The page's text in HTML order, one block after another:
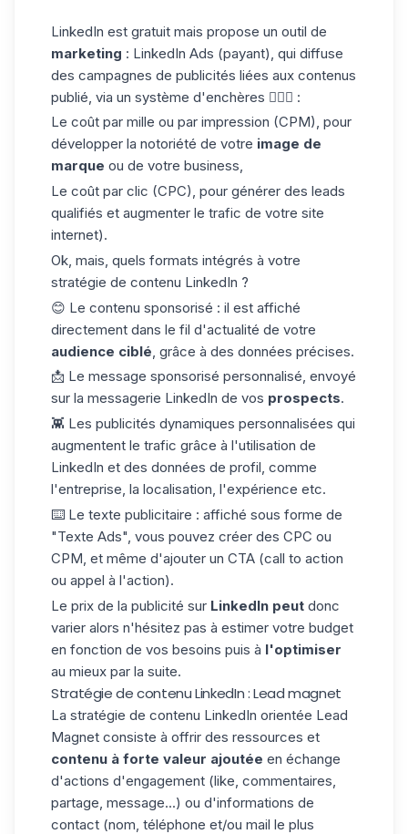
LinkedIn est gratuit mais propose un outil de
marketing : LinkedIn Ads (payant), qui diffuse
des campagnes de publicités liées aux contenus
publié, via un système d'enchères 👩🏻‍⚖️ :
Le coût par mille ou par impression (CPM), pour
développer la notoriété de votre image de
marque ou de votre business,
Le coût par clic (CPC), pour générer des leads
qualifiés et augmenter le trafic de votre site
internet).
Ok, mais, quels formats intégrés à votre
stratégie de contenu LinkedIn ?
😊 Le contenu sponsorisé : il est affiché
directement dans le fil d'actualité de votre
audience ciblé , grâce à des données précises.
📩 Le message sponsorisé personnalisé, envoyé
sur la messagerie LinkedIn de vos prospects.
👾 Les publicités dynamiques personnalisées qui
augmentent le trafic grâce à l'utilisation de
LinkedIn et des données de profil, comme
l'entreprise, la localisation, l'expérience etc.
⌨️ Le texte publicitaire : affiché sous forme de
"Texte Ads", vous pouvez créer des CPC ou
CPM, et même d'ajouter un CTA (call to action
ou appel à l'action).
Le prix de la publicité sur LinkedIn peut donc
varier alors n'hésitez pas à estimer votre budget
en fonction de vos besoins puis à l'optimiser
au mieux par la suite.
Stratégie de contenu LinkedIn : Lead magnet
La stratégie de contenu LinkedIn orientée Lead
Magnet consiste à offrir des ressources et
contenu à forte valeur ajoutée en échange
d'actions d'engagement (like, commentaires,
partage, message...) ou d'informations de
contact (nom, téléphone et/ou mail le plus